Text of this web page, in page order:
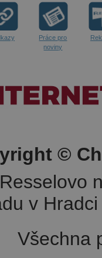
Práce pro
noviny
©
v
Všechna